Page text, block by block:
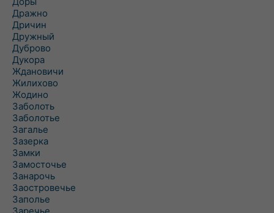
Дражно
Дричин
Дружный
Дуброво
Дукора
Ждановичи
Жилихово
Жодино
Заболоть
Заболотье
Загалье
Зазерка
Замки
Замосточье
Занарочь
Заостровечье
Заполье